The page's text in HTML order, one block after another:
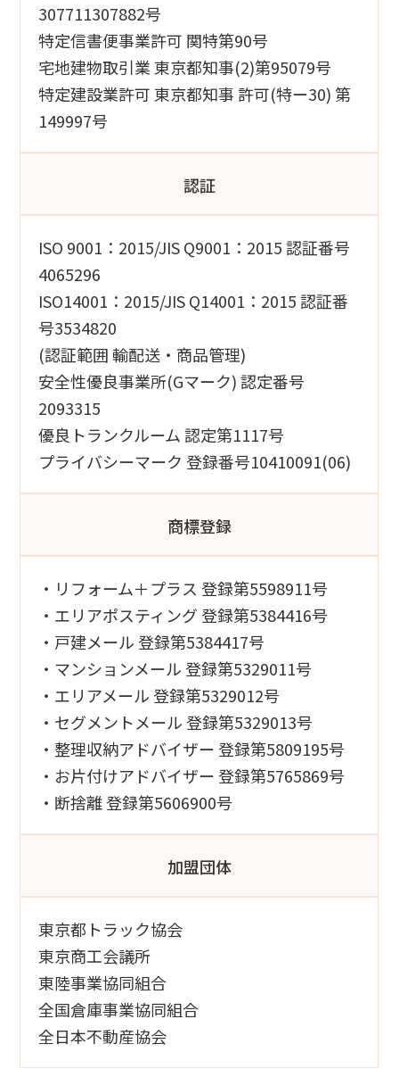
307711307882号
特定信書便事業許可 関特第90号
宅地建物取引業 東京都知事(2)第95079号
特定建設業許可 東京都知事 許可(特ー30) 第
149997号
認証
ISO 9001：2015/JIS Q9001：2015 認証番号
4065296
ISO14001：2015/JIS Q14001：2015 認証番
号3534820
(認証範囲 輸配送・商品管理)
安全性優良事業所(Gマーク) 認定番号
2093315
優良トランクルーム 認定第1117号
プライバシーマーク 登録番号10410091(06)
商標登録
・リフォーム＋プラス 登録第5598911号
・エリアポスティング 登録第5384416号
・戸建メール 登録第5384417号
・マンションメール 登録第5329011号
・エリアメール 登録第5329012号
・セグメントメール 登録第5329013号
・整理収納アドバイザー 登録第5809195号
・お片付けアドバイザー 登録第5765869号
・断捨離 登録第5606900号
加盟団体
東京都トラック協会
東京商工会議所
東陸事業協同組合
全国倉庫事業協同組合
全日本不動産協会